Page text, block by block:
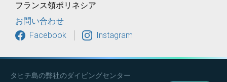
フランス領ポリネシア
お問い合わせ
Facebook
Instagram
タヒチ島の弊社のダイビングセンター